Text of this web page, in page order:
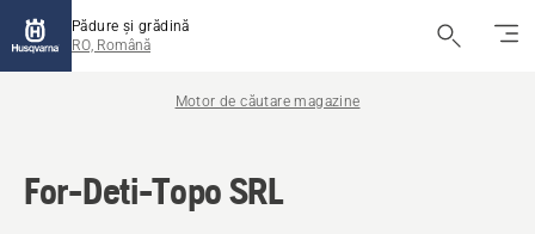
Pădure și grădină
RO, Română
Motor de căutare magazine
For-Deti-Topo SRL